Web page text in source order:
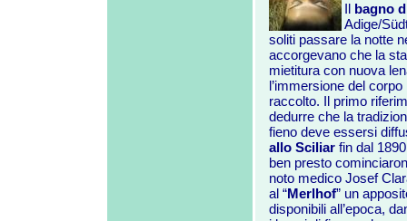
Il bagno
Adige/
soliti passare la notte
accorgevano che la
mietitura con nuova
l’immersione del corpo
raccolto. Il primo
dedurre che la
fieno deve essersi
allo Sciliar fin dal
ben presto
noto medico Josef
al “Merlhof” un
disponibili all’epoca,